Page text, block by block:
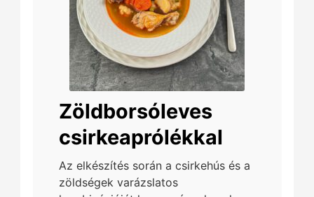
Zöldborsóleves
csirkeaprólékkal
Az elkészítés során a csirkehús és a
zöldségek varázslatos